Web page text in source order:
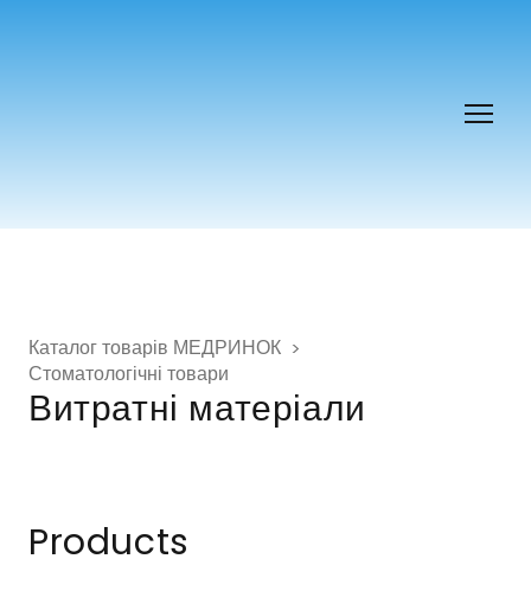
Каталог товарів МЕДРИНОК
Стоматологічні товари
Витратні матеріали
Products